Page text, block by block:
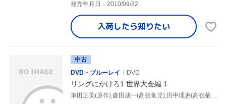
発売年月日：2010/09/22
入荷したら知りたい
中古
DVD・ブルーレイ
DVD
リングにかけろ1 世界大会編 1
車田正美(原作),森田成一(高嶺竜児),田中理恵(高嶺菊),荒木伸吾(キャラクターデザイン),姫野美智(キャラクターデザイン),市川慶一(キャラクターデザイン),上田益(音楽)